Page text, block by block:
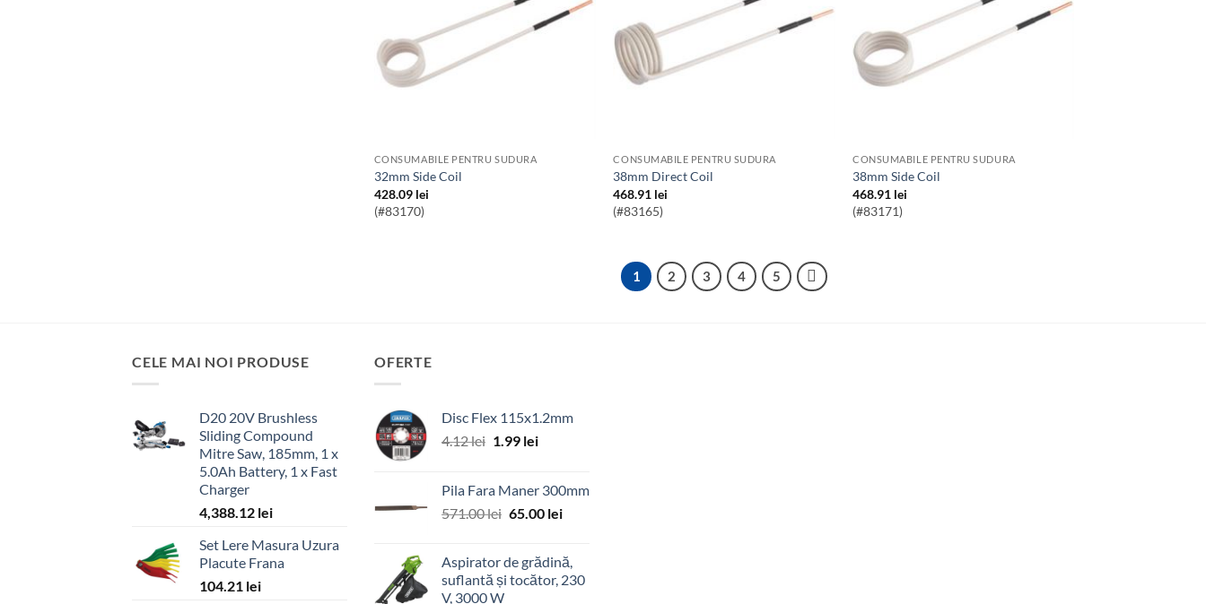
CONSUMABILE PENTRU SUDURA
32mm Side Coil
428.09 lei
(#83170)
CONSUMABILE PENTRU SUDURA
38mm Direct Coil
468.91 lei
(#83165)
CONSUMABILE PENTRU SUDURA
38mm Side Coil
468.91 lei
(#83171)
1 2 3 4 5
CELE MAI NOI PRODUSE
D20 20V Brushless
Sliding Compound
Mitre Saw, 185mm, 1 x
5.0Ah Battery, 1 x Fast
Charger
4,388.12 lei
Set Lere Masura Uzura
Placute Frana
104.21 lei
OFERTE
Disc Flex 115x1.2mm
4.12lei Prețul
fost:
4.12 lei.
1.99 leiPrețul
1.99 lei.
Pila Fara Maner 300mm
571.00lei Prețul
fost:
571.00 lei.
65.00 leiPrețul
65.00 lei.
Aspirator de grădină,
suflantă și tocător, 230
V, 3000 W